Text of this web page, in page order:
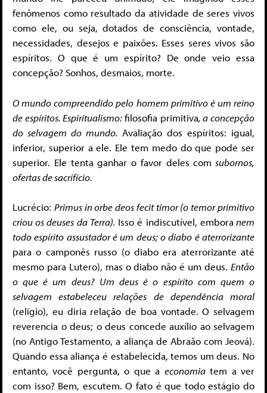
fenômenos como resultado da atividade de seres vivos
como ele, ou seja, dotados de consciência, vontade,
necessidades, desejos e paixões. Esses seres vivos são
espíritos. O que é um espírito? De onde veio essa
concepção? Sonhos, desmaios, morte.
O mundo compreendido pelo homem primitivo é um reino
de espíritos. Espiritualismo:filosofia primitiva, a concepção
do selvagem do mundo. Avaliação dos espíritos: igual,
inferior, superior a ele. Ele tem medo do que pode ser
superior. Ele tenta ganhar o favor deles com subornos,
ofertas de sacrifício.
Lucrécio: Primus in orbedeos fecittimor (o temor primitivo
criou os deuses da Terra). Isso é indiscutível, embora nem
todo espírito assustador é um deus; o diabo é aterrorizante
para o camponês russo (o diabo era aterrorizante até
mesmo para Lutero), mas o diabo não é um deus. Então
o que é um deus? Um deus é o espírito com quem o
selvagem estabeleceu relações de dependência moral
(religio), eu diria relação de boa vontade. O selvagem
reverencia o deus; o deus concede auxílio ao selvagem
(no Antigo Testamento, a aliança de Abraão com Jeová).
Quando essa aliança é estabelecida, temos um deus. No
entanto, você pergunta, o que a economiatem a ver
com isso? Bem, escutem. O fato é que todo estágio do